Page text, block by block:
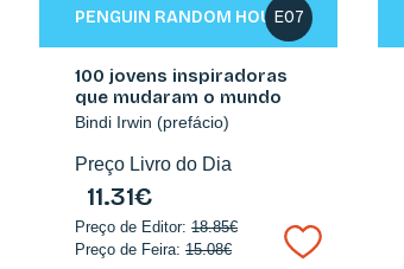
E07
PENGUIN RANDOM HOUSE
100 jovens inspiradoras
que mudaram o mundo
Bindi Irwin (prefácio)
Preço Livro do Dia
11.31€
Preço de Editor: 18.85€
Preço de Feira: 15.08€